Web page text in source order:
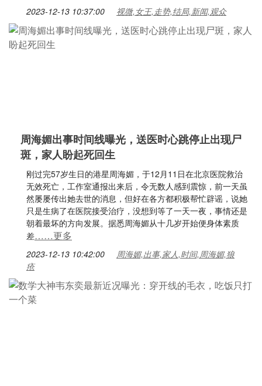
2023-12-13 10:37:00 视微,女王,走势,结局,新闻,观众
周海媚出事时间线曝光，送医时心跳停止出现尸
斑，家人盼起死回生
刚过完57岁生日的港星周海媚，于12月11日在北京医院救治
无效死亡，工作室通报出来后，令无数人感到震惊，前一天虽
然屡屡传出她去世的消息，但好在各方都积极帮忙辟谣，说她
只是生病了在医院接受治疗，没想到等了一天一夜，事情还是
朝着最坏的方向发展。据悉周海媚从十几岁开始便身体素质
差……更多
2023-12-13 10:42:00
周海媚,出事,家人,时间,周海媚,狼
疮